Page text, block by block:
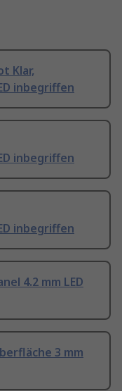
Klar,
inbegriffen
inbegriffen
inbegriffen
4.2 mm LED
3 mm